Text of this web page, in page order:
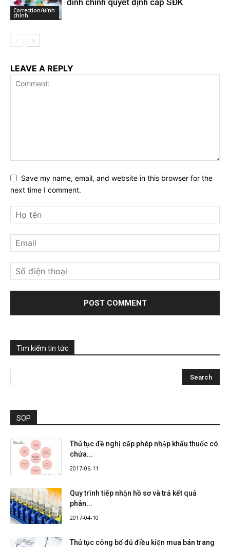
Correction/Đính
chính
đính chính quyết định cấp SĐK
LEAVE A REPLY
Save my name, email, and website in this browser for the
next time I comment.
Tìm kiếm tin tức
SOP
Thủ tục đề nghị cấp phép nhập khẩu thuốc có
chứa...
2017-06-11
Quy trình tiếp nhận hồ sơ và trả kết quả
phân...
2017-04-10
Thủ tục công bố đủ điều kiện mua bán trang